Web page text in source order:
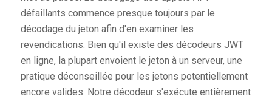
défaillants commence presque toujours par le
décodage du jeton afin d'en examiner les
revendications. Bien qu'il existe des décodeurs JWT
en ligne, la plupart envoient le jeton à un serveur, une
pratique déconseillée pour les jetons potentiellement
encore valides. Notre décodeur s'exécute entièrement